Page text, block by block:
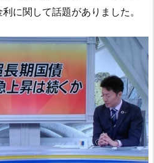
に関して話題がありました。